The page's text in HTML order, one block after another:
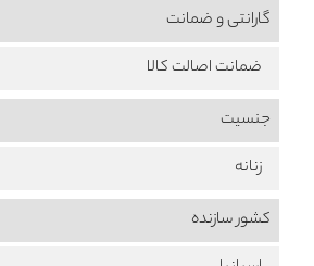
گارانتی و ضمانت
ضمانت اصالت کالا
جنسیت
زنانه
کشور سازنده